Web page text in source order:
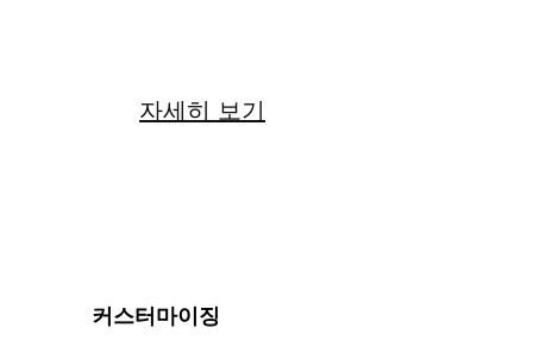
자세히 보기
커스터마이징